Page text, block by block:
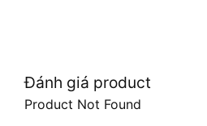
Đánh giá product
Product Not Found